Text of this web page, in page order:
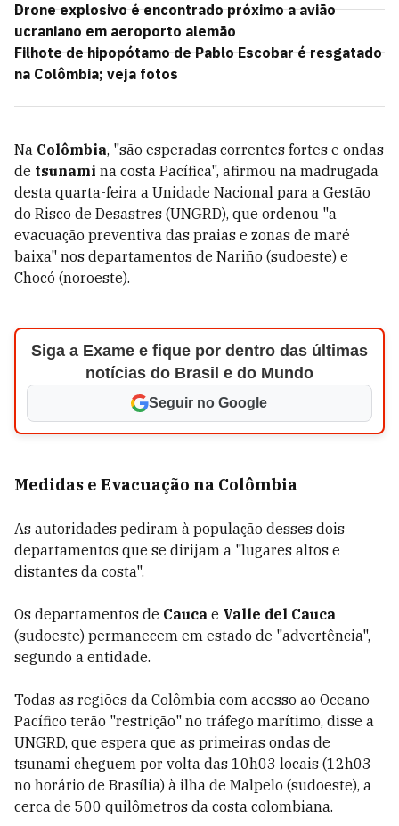
Drone explosivo é encontrado próximo a avião
ucraniano em aeroporto alemão
Filhote de hipopótamo de Pablo Escobar é resgatado
na Colômbia; veja fotos
Na Colômbia, "são esperadas correntes fortes e ondas
de tsunami na costa Pacífica", afirmou na madrugada
desta quarta-feira a Unidade Nacional para a Gestão
do Risco de Desastres (UNGRD), que ordenou "a
evacuação preventiva das praias e zonas de maré
baixa" nos departamentos de Nariño (sudoeste) e
Chocó (noroeste).
Siga a Exame e fique por dentro das últimas
notícias do Brasil e do Mundo
Seguir no Google
Medidas e Evacuação na Colômbia
As autoridades pediram à população desses dois
departamentos que se dirijam a "lugares altos e
distantes da costa".
Os departamentos de Cauca e Valle del Cauca
(sudoeste) permanecem em estado de "advertência",
segundo a entidade.
Todas as regiões da Colômbia com acesso ao Oceano
Pacífico terão "restrição" no tráfego marítimo, disse a
UNGRD, que espera que as primeiras ondas de
tsunami cheguem por volta das 10h03 locais (12h03
no horário de Brasília) à ilha de Malpelo (sudoeste), a
cerca de 500 quilômetros da costa colombiana.